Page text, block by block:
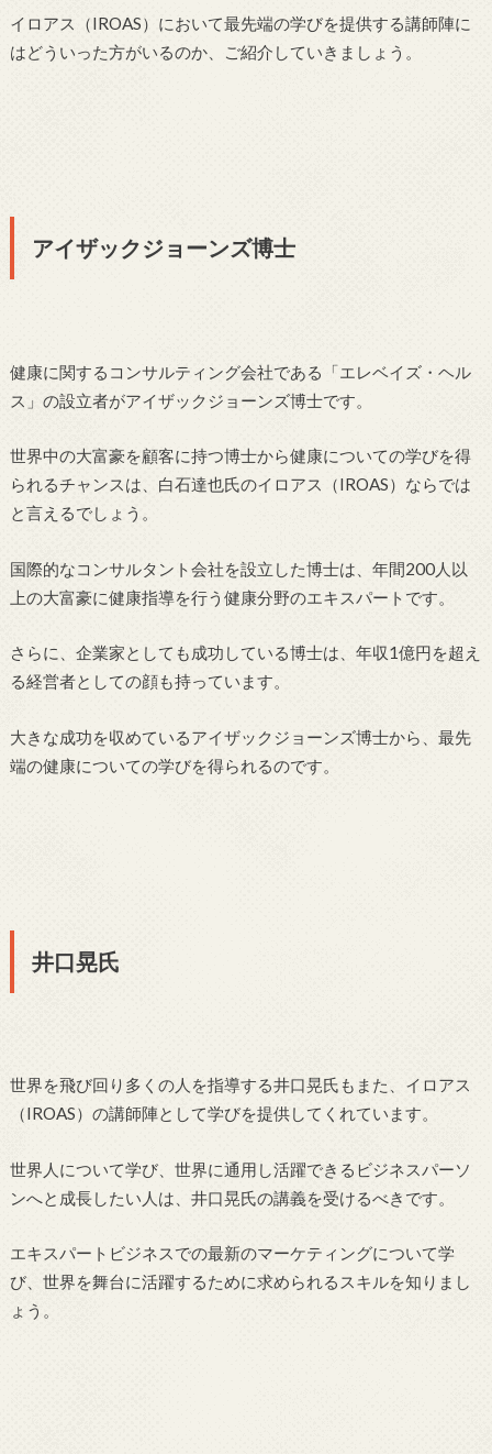
イロアス（IROAS）において最先端の学びを提供する講師陣に
はどういった方がいるのか、ご紹介していきましょう。
アイザックジョーンズ博士
健康に関するコンサルティング会社である「エレベイズ・ヘル
ス」の設立者がアイザックジョーンズ博士です。
世界中の大富豪を顧客に持つ博士から健康についての学びを得
られるチャンスは、白石達也氏のイロアス（IROAS）ならでは
と言えるでしょう。
国際的なコンサルタント会社を設立した博士は、年間200人以
上の大富豪に健康指導を行う健康分野のエキスパートです。
さらに、企業家としても成功している博士は、年収1億円を超え
る経営者としての顔も持っています。
大きな成功を収めているアイザックジョーンズ博士から、最先
端の健康についての学びを得られるのです。
井口晃氏
世界を飛び回り多くの人を指導する井口晃氏もまた、イロアス
（IROAS）の講師陣として学びを提供してくれています。
世界人について学び、世界に通用し活躍できるビジネスパーソ
ンへと成長したい人は、井口晃氏の講義を受けるべきです。
エキスパートビジネスでの最新のマーケティングについて学
び、世界を舞台に活躍するために求められるスキルを知りまし
ょう。